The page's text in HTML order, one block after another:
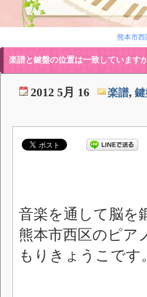
熊本市
楽譜と鍵盤の位置は一致しています
2012 5月 16 楽譜,
音楽を通して脳を
熊本市西区のピ
もりきょうこです。